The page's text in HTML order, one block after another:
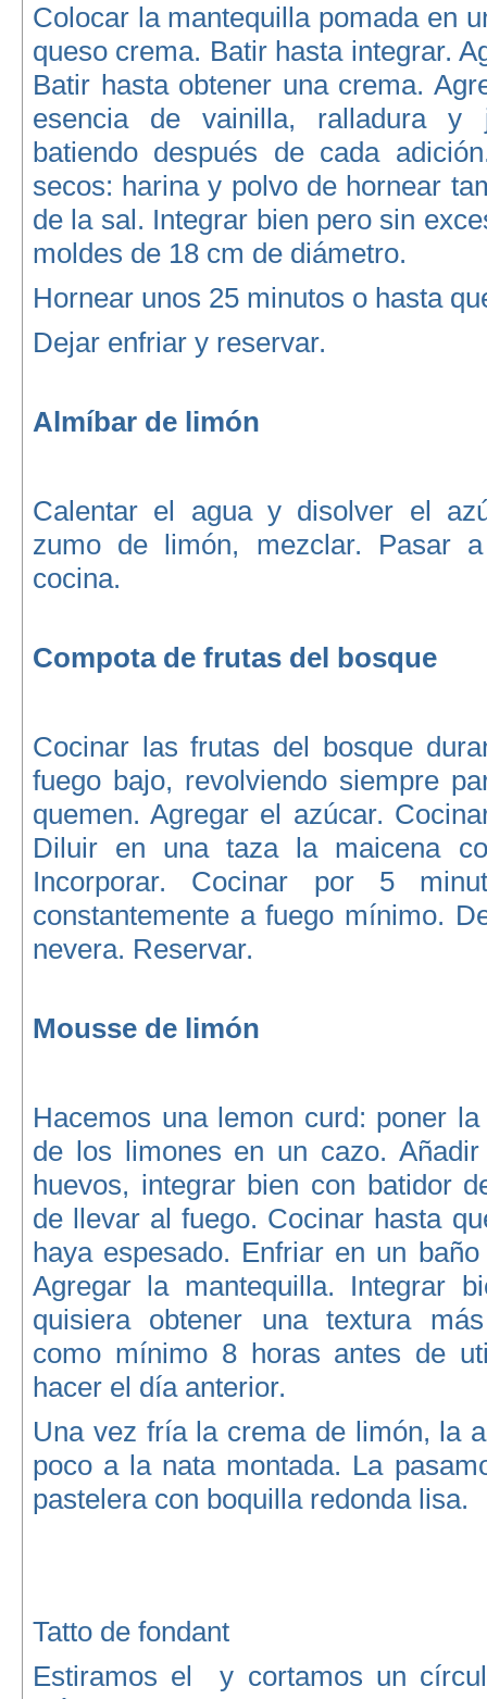
Colocar la mantequilla pomada en
queso crema. Batir hasta integrar.
Batir hasta obtener una crema.
esencia de vainilla, ralladura y
batiendo después de cada
secos: harina y polvo de hornear
de la sal. Integrar bien pero sin
moldes de 18 cm de diámetro.
Hornear unos 25 minutos o hasta
Dejar enfriar y reservar.
Almíbar de limón
Calentar el agua y disolver el
zumo de limón, mezclar. Pasar
cocina.
Compota de frutas del bosque
Cocinar las frutas del bosque
fuego bajo, revolviendo siempre
quemen. Agregar el azúcar.
Diluir en una taza la maicena
Incorporar. Cocinar por 5
constantemente a fuego mínimo.
nevera. Reservar.
Mousse de limón
Hacemos una lemon curd: poner
de los limones en un cazo.
huevos, integrar bien con batidor
de llevar al fuego. Cocinar hasta
haya espesado. Enfriar en un
Agregar la mantequilla. Integrar
quisiera obtener una textura
como mínimo 8 horas antes de
hacer el día anterior.
Una vez fría la crema de limón, la
poco a la nata montada. La
pastelera con boquilla redonda lisa.
Tatto de fondant
Estiramos el y cortamos un